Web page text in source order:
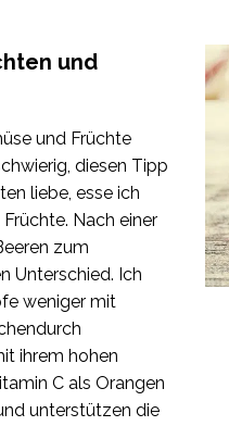
und
und Früchte
diesen Tipp
liebe, esse ich
Nach einer
zum
Unterschied. Ich
weniger mit
ihrem hohen
C als Orangen
unterstützen die